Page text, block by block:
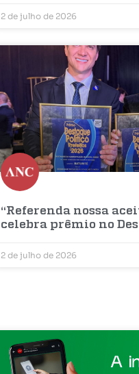
2 de julho de 2026
“Referenda nossa
celebra prêmio no
2 de julho de 2026